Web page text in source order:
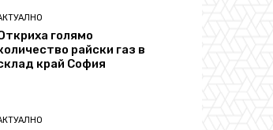
голямо
райски газ в
край София